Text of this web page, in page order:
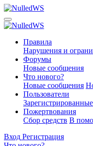
Правила
Нарушения и
Форумы
Новые сообщения
Что нового?
Новые сообщения
Пользователи
Пожертвования
Сбор средств В
Вход Регистрация